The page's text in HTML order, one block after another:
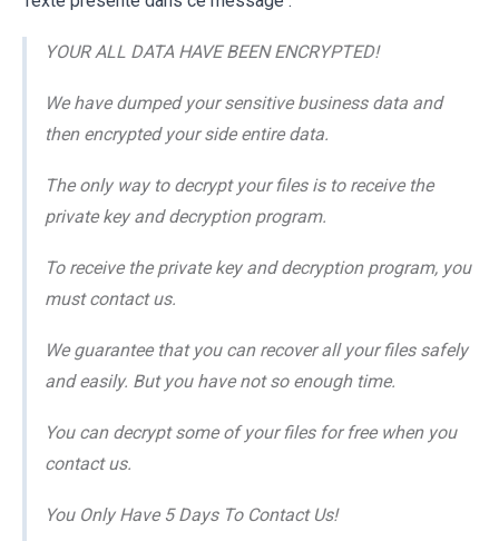
YOUR ALL DATA HAVE BEEN ENCRYPTED!
We have dumped your sensitive business data and
then encrypted your side entire data.
The only way to decrypt your files is to receive the
private key and decryption program.
To receive the private key and decryption program, you
must contact us.
We guarantee that you can recover all your files safely
and easily. But you have not so enough time.
You can decrypt some of your files for free when you
contact us.
You Only Have 5 Days To Contact Us!